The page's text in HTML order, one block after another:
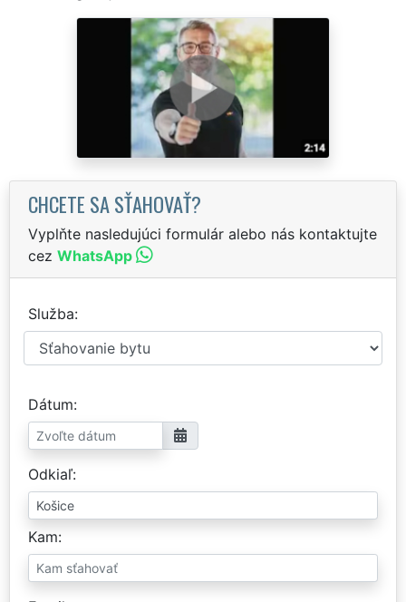
CHCETE SA SŤAHOVAŤ?
Vyplňte nasledujúci formulár alebo nás kontaktujte
cez WhatsApp
Služba
Dátum
Odkiaľ
Kam